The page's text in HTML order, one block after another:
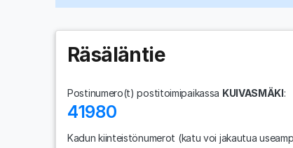
Räsäläntie
Postinumero(t) postitoimipaikassa KUIVASMÄKI:
41980
Kadun kiinteistönumerot (katu voi jakautua